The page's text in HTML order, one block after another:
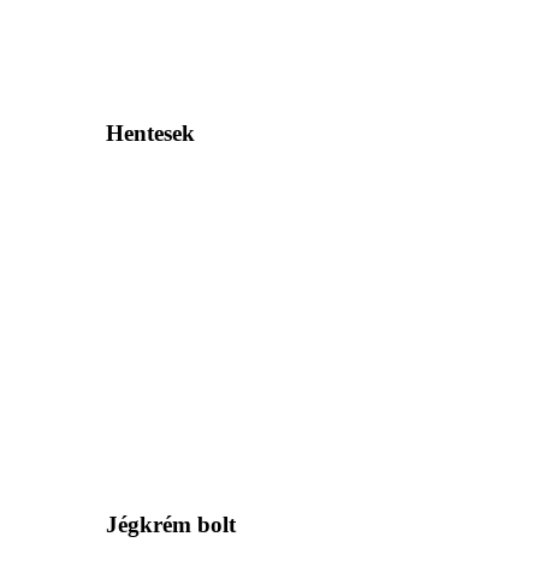
Hentesek
Jégkrém bolt